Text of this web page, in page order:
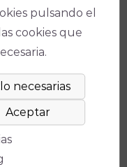
pulsando el
cookies que